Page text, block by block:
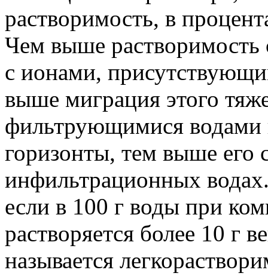
растворимость, в
Чем выше растворимость
с ионами,
выше миграция этого
фильтрующимися
горизонты, тем выше его
инфильтрационных
если в 100 г воды при
растворяется более 10 г
называется